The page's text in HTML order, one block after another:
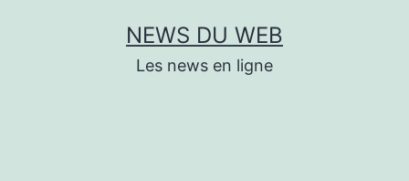
NEWS DU WEB
Les news en ligne